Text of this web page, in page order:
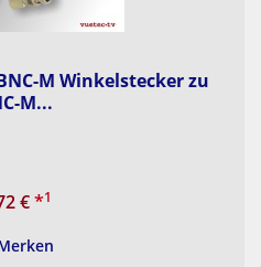
M Winkelstecker zu
M...
€*1